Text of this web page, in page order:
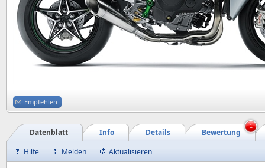
Empfehlen
Bewertung
Details
Info
Datenblatt
1
Hilfe Melden Aktualisieren